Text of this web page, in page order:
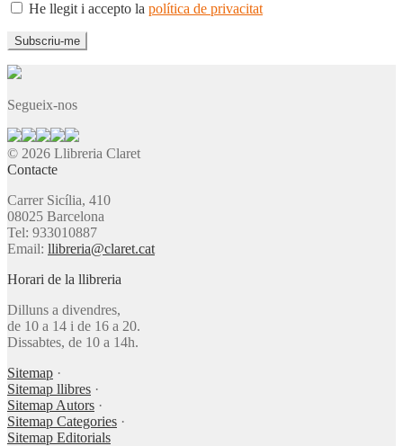
He llegit i accepto la política de privacitat
Segueix-nos
© 2026 Llibreria Claret
Contacte
Carrer Sicília, 410
08025 Barcelona
Tel: 933010887
Email: llibreria@claret.cat
Horari de la llibreria
Dilluns a divendres,
de 10 a 14 i de 16 a 20.
Dissabtes, de 10 a 14h.
Sitemap ·
Sitemap llibres ·
Sitemap Autors ·
Sitemap Categories ·
Sitemap Editorials